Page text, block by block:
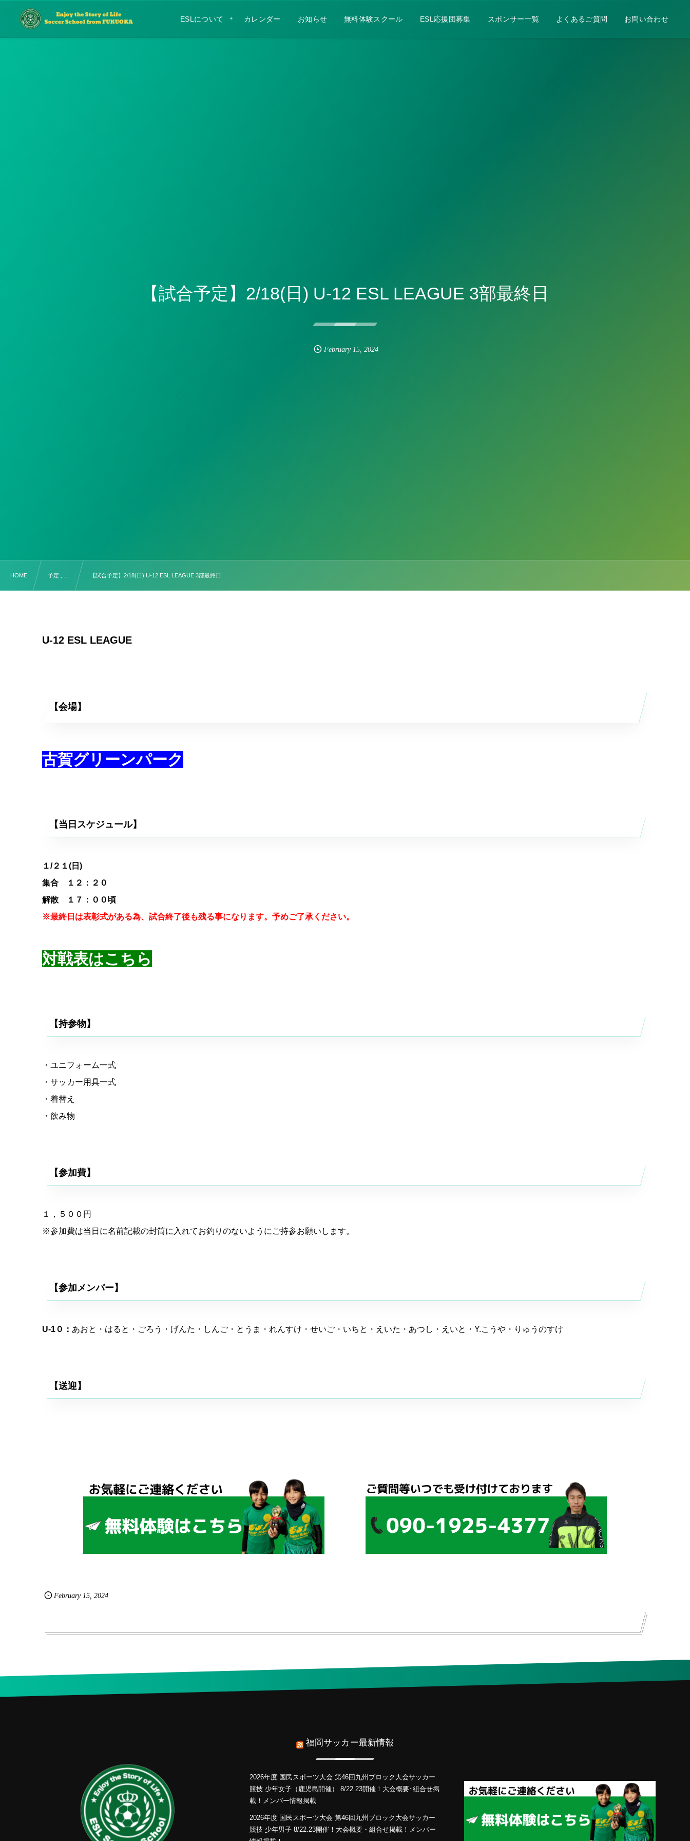
ESLについて カレンダー お知らせ 無料体験スクール ESL応援団募集 スポンサー一覧 よくあるご質問 お問い合わせ
【試合予定】2/18(日) U-12 ESL LEAGUE 3部最終日
February 15, 2024
HOME 予定 , … 【試合予定】2/18(日) U-12 ESL LEAGUE 3部最終日
U-12 ESL LEAGUE
【会場】
古賀グリーンパーク
【当日スケジュール】
１/２１(日)
集合 １２：２０
解散 １７：００頃
※最終日は表彰式がある為、試合終了後も残る事になります。予めご了承ください。
対戦表はこちら
【持参物】
・ユニフォーム一式
・サッカー用具一式
・着替え
・飲み物
【参加費】
１，５００円
※参加費は当日に名前記載の封筒に入れてお釣りのないようにご持参お願いします。
【参加メンバー】
U-1０： あおと・はると・ごろう・げんた・しんご・とうま・れんすけ・せいご・いちと・えいた・あつし・えいと・Y.こうや・りゅうのすけ
【送迎】
February 15 ,2024
福岡サッカー最新情報
2026年度 国民スポーツ大会 第46回九州ブロック大会サッカー
競技 少年女子（鹿児島開催） 8/22.23開催！大会概要･組合せ掲
載！メンバー情報掲載
2026年度 国民スポーツ大会 第46回九州ブロック大会サッカー
競技 少年男子 8/22.23開催！大会概要・組合せ掲載！メンバー